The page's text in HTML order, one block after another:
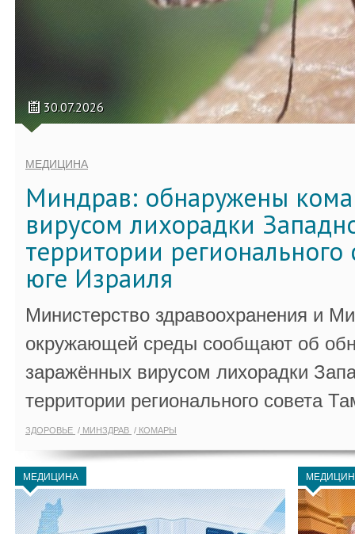
30.07.2026
МЕДИЦИНА
Миндрав: обнаружены
вирусом лихорадки
территории регионального
юге Израиля
Министерство здравоохранения и
окружающей среды сообщают об
заражённых вирусом лихорадки
территории регионального совета
ЗДОРОВЬЕ МИНЗДРАВ КОМАРЫ
МЕДИЦИНА